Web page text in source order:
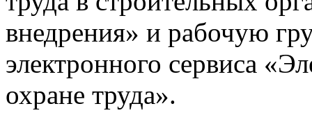
внедрения» и рабочую
электронного сервиса
охране труда».